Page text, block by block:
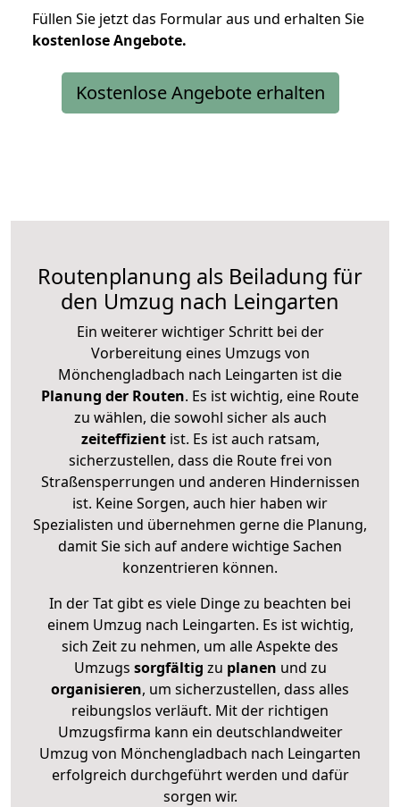
Füllen Sie jetzt das Formular aus und erhalten Sie
kostenloseAngebote.
Kostenlose Angebote erhalten
Routenplanung als Beiladung für
den Umzug nach Leingarten
Ein weiterer wichtiger Schritt bei der
Vorbereitung eines Umzugs von
Mönchengladbach nach Leingarten ist die
Planung der Routen. Es ist wichtig, eine Route
zu wählen, die sowohl sicher als auch
zeiteffizientist. Es ist auch ratsam,
sicherzustellen, dass die Route frei von
Straßensperrungen und anderen Hindernissen
ist. Keine Sorgen, auch hier haben wir
Spezialisten und übernehmen gerne die Planung,
damit Sie sich auf andere wichtige Sachen
konzentrieren können.
In der Tat gibt es viele Dinge zu beachten bei
einem Umzug nach Leingarten. Es ist wichtig,
sich Zeit zu nehmen, um alle Aspekte des
Umzugs sorgfältig zu planen und zu
organisieren, um sicherzustellen, dass alles
reibungslos verläuft. Mit der richtigen
Umzugsfirma kann ein deutschlandweiter
Umzug von Mönchengladbach nach Leingarten
erfolgreich durchgeführt werden und dafür
sorgen wir.